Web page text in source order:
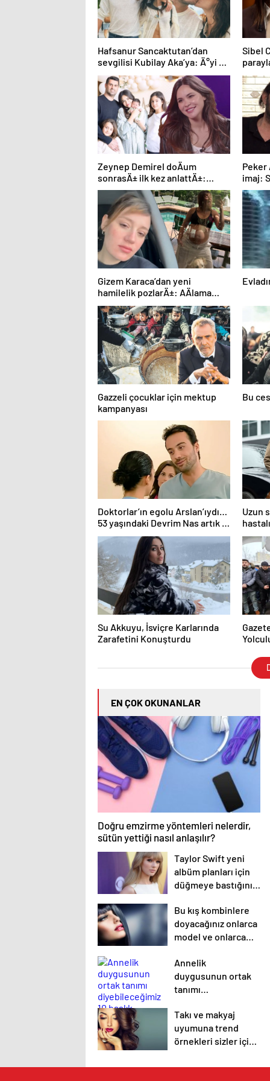
Hafsanur Sancaktutan’dan
sevgilisi Kubilay Aka’ya: Ä°yi ki
doÄdun gÃ¼n Ä±ÅÄ±ÄÄ±m
Sibel
Zeynep Demirel doÄum
sonrasÄ± ilk kez anlattÄ±:
Hamilelik boyunca kÄ±zlarÄ±
hazÄ±rlamakla uÄraÅtÄ±m
Peker
imaj:
Gizem Karaca’dan yeni
hamilelik pozlarÄ±: AÄlama
krizi var mesela
Gazzeli çocuklar için mektup
kampanyası
Bu
Doktorlar’ın egolu Arslan’ıydı…
53 yaşındaki Devrim Nas artık 2
çocuk babası! Yıllar ondan
hiçbir şey götürmemiş…
Uzun
Bruce
çıktı
Su Akkuyu, İsviçre Karlarında
Zarafetini Konuşturdu
EN ÇOK OKUNANLAR
Doğru emzirme yöntemleri nelerdir,
sütün yettiği nasıl anlaşılır?
Taylor Swift yeni
albüm planları için
düğmeye bastığını
duyurdu!
Bu kış kombinlere
doyacağınız onlarca
model ve onlarca
Annelik
duygusunun ortak
tanımı
başlık.
Takı ve makyaj
uyumuna trend
örnekleri sizler için